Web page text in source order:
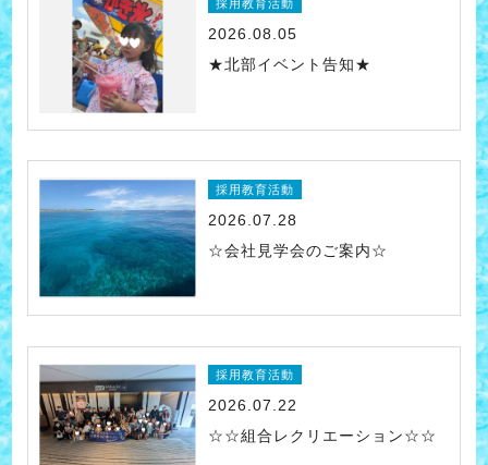
採用教育活動
2026.08.05
★北部イベント告知★
採用教育活動
2026.07.28
☆会社見学会のご案内☆
採用教育活動
2026.07.22
☆☆組合レクリエーション☆☆